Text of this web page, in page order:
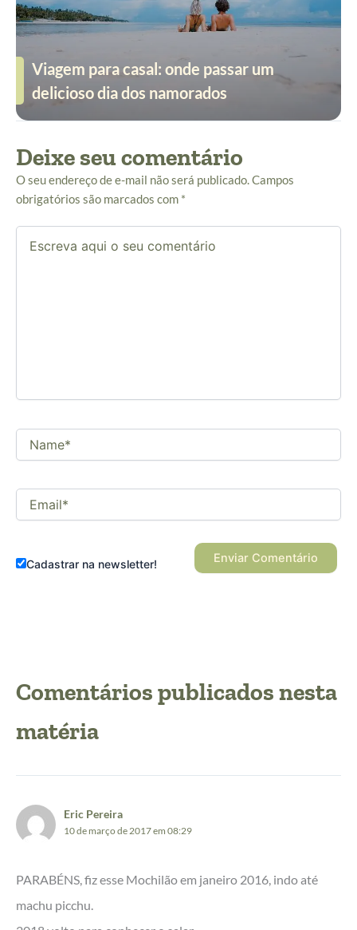
Viagem para casal: onde passar um
delicioso dia dos namorados
Eric Pereira
10 de março de 2017 em 08:29
PARABÉNS, fiz esse Mochilão em janeiro 2016, indo até
machu picchu.
Deixe seu comentário
O seu endereço de e-mail não será publicado.Campos
obrigatórios são marcados com *
Escreva
aqui
Name*
Cadastrar na newsletter!